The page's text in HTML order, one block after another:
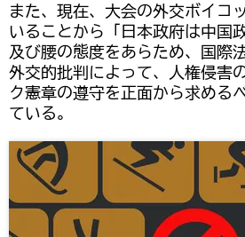
また、現在、大会の外交ボイコ
いることから「日本政府は中国
及び腰の態度をあらため、国際
外交的批判によって、人権侵害
ク憲章の遵守を正面から求める
ている。